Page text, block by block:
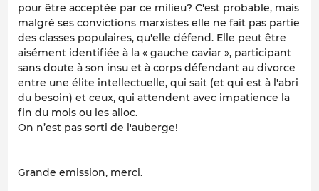
pour être acceptée par ce milieu? C'est probable, mais
malgré ses convictions marxistes elle ne fait pas partie
des classes populaires, qu'elle défend. Elle peut être
aisément identifiée à la « gauche caviar », participant
sans doute à son insu et à corps défendant au divorce
entre une élite intellectuelle, qui sait (et qui est à l'abri
du besoin) et ceux, qui attendent avec impatience la
fin du mois ou les alloc.
On n’est pas sorti de l'auberge!
Grande emission, merci.